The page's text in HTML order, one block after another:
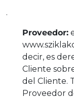
.
Proveedor:
decir, es
Cliente
del Cliente.
Proveedor